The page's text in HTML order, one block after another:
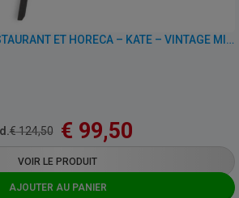
FAUTEUIL DE CAFÉ, RESTAURANT ET HORECA – KATE – VINTAGE MICROFIBRE
€124,50 € 99,50
VOIR LE PRODUIT
AJOUTER AU PANIER